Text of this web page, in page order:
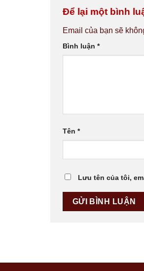
Để lại một bình
Email của bạn sẽ
Bình luận *
Tên *
Lưu tên của tôi,